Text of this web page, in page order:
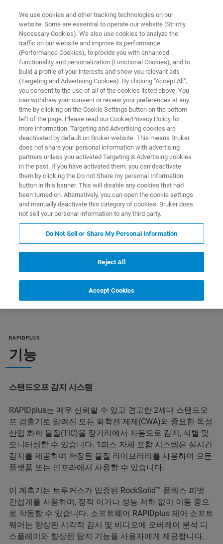
스탠드오프 검출기
라이드플러스
RAPIDplus 와 RAPIDplus 제어 소프트웨어 (비
디오 오버레이 모드)
지원 전문가에게 문의하십시오.
RAPIDPLUS
기능
스탠드오프 감지 시스템
RAPIDplus는 매우 신뢰할 수 있고 견고한 2세대 스탠드오
프 검출기로 알려진 모든 화학전 제제(CWA)와 중요한 독성
산업 화학 물질(TiC)을 장거리에서 자동으로 감지, 식별 및
모니터링할 수 있습니다. 1피스 자체 포함 시스템은 실시간
감지를 제공하며 확장된 물질 라이브러리를 사용하여 모든
플랫폼 또는 인프라에서 사용할 수 있습니다.
이 계측기는 브루커스가 입증된 RockSolid™ 플렉스 피벗
간섭계를 사용하며, 정적 이거나 성능 저하 없이 이동 중으
로 작동할 수 있습니다. 소프트웨어 RAPIDplus 제어 소프트
웨어는 향상된 시각적 감시 및 비디오에 오버레이 분석 디
스플레이와 향상된 탐지 기능을 사용자에게 제공합니다.
We use cookies and other tracking technologies on our
website. Some are essential to operate our website (Strictly
Necessary Cookies). We also use cookies to analyze the
traffic on our website and improve its performance
(Performance Cookies), to provide you with enhanced
functionality and personalization (Functional Cookies), and to
build a profile of your interests and show you relevant ads
(Targeting and Advertising Cookies). By clicking "Accept All",
you consent to the use of all of the cookies listed above. You
can withdraw your consent or review your preferences at any
time by clicking on the Cookie Settings button on the bottom
left of the page. Please read our Cookie/Privacy Policy for
more information. Targeting and Advertising cookies are
deactivated by default on Bruker website. This means Bruker
does not share your personal information with advertising
partners unless you activated Targeting & Advertising cookies
in the past. If you have activated them, you can deactivate
them by clicking the Do not Share my personal Information
button in this banner. This will disable any cookies that had
been turned on. Alternatively, you can open the cookie settings
and manually deactivate this category of cookies. Bruker does
not sell your personal information to any third party.
Do Not Sell or Share My Personal Information
Reject All
Accept Cookies